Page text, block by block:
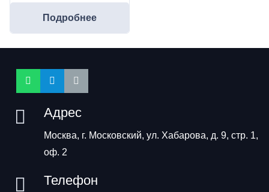
Подробнее
Адрес
Москва, г. Московский, ул. Хабарова, д. 9, стр. 1,
оф. 2
Телефон